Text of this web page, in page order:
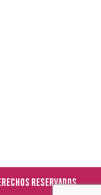
reservados.